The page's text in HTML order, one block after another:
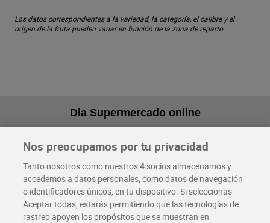
Los datos correspondientes a la variedad, la categoría, el calibre y el
origen de la fruta pueden variar en función de la zona de reparto.
Dia Supermercado online
Pide hoy, recibe hoy
Envío gratis por compras superiores a 100€
Envío estandar por 4,99€
Nos preocupamos por tu privacidad
Tanto nosotros como nuestros4socios almacenamos y
accedemos a datos personales, como datos de navegación
o identificadores únicos, en tu dispositivo. Si seleccionas
Aceptar todas, estarás permitiendo que las tecnologías de
rastreo apoyen los propósitos que se muestran en